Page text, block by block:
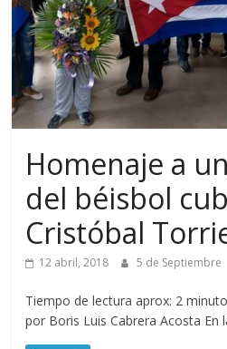
Homenaje a
del béisbol
Cristóbal
12 abril, 2018 5 de Septiembre
Tiempo de lectura aprox: 2
por Boris Luis Cabrera Acosta En